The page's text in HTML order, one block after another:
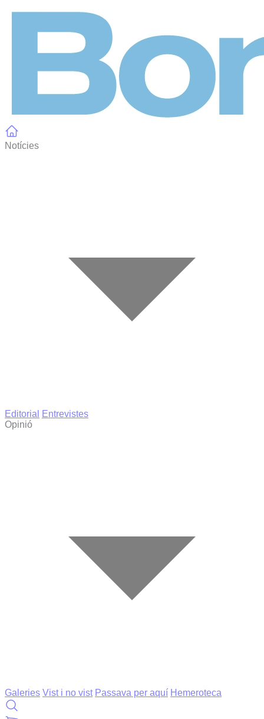
Notícies
Editorial
Entrevistes
Opinió
Galeries Vist i no vist Passava per aquí Hemeroteca